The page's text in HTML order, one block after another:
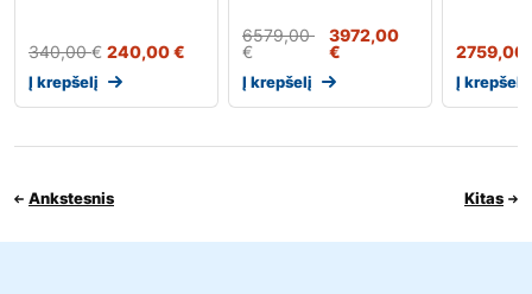
340,00€ 240,00€
Į krepšelį
6579,00
€
3972,00
€
Į krepšelį
2759,00
Į krepšelį
Ankstesnis Kitas